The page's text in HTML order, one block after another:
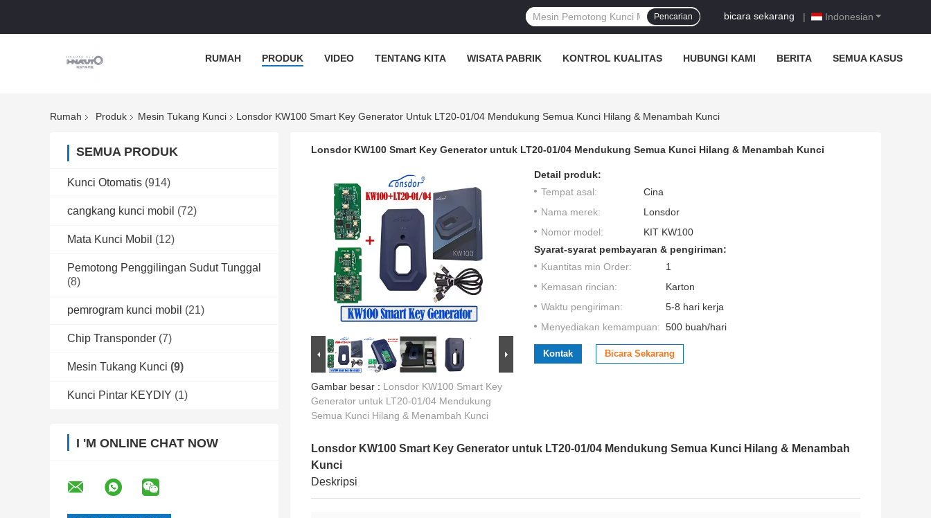
Indonesian
bicara sekarang |
Pencarian
RUMAH PRODUK VIDEO TENTANG KITA WISATA PABRIK KONTROL KUALITAS HUBUNGI KAMI BERITA SEMUA KASUS
Rumah Produk Mesin Tukang Kunci Lonsdor KW100 Smart Key Generator Untuk LT20-01/04 Mendukung Semua Kunci Hilang & Menambah Kunci
SEMUA PRODUK
Kunci Otomatis (914)
cangkang kunci mobil (72)
Mata Kunci Mobil (12)
Pemotong Penggilingan Sudut Tunggal
(8)
pemrogram kunci mobil (21)
Chip Transponder (7)
Mesin Tukang Kunci (9)
Kunci Pintar KEYDIY (1)
I 'M ONLINE CHAT NOW
Lonsdor KW100 Smart Key Generator untuk LT20-01/04 Mendukung Semua Kunci Hilang & Menambah Kunci
Gambar besar : Lonsdor KW100 Smart Key
Generator untuk LT20-01/04 Mendukung
Semua Kunci Hilang & Menambah Kunci
Detail produk:
Tempat asal:
Cina
Nama merek:
Lonsdor
Nomor model:
KIT KW100
Syarat-syarat pembayaran & pengiriman:
Kuantitas min Order:
1
Kemasan rincian:
Karton
Waktu pengiriman:
5-8 hari kerja
Menyediakan kemampuan: 500 buah/hari
Kontak Bicara Sekarang
Lonsdor KW100 Smart Key Generator untuk LT20-01/04 Mendukung Semua Kunci Hilang & Menambah
Kunci
Deskripsi